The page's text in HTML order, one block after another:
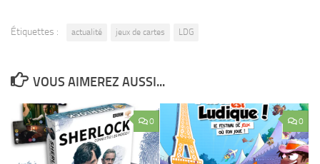
Étiquettes : actualité jeux de cartes LDG
VOUS AIMEREZ AUSSI...
0 0